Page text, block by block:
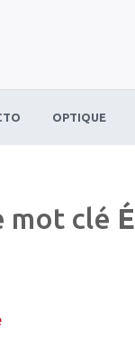
OPTIQUE
mot clé